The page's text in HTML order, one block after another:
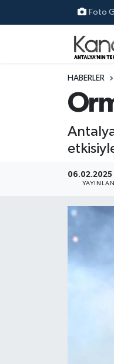
Foto
HABERLER
06.02.2025
Ana Haber
Antalya Haber
Nöbetçi
Hava Durumu
Trafik Durumu
Süper Lig Puan